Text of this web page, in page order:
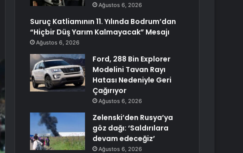
Ağustos 6, 2026
Suruç Katliamının 11. Yılında Bodrum’dan
“Hiçbir Düş Yarım Kalmayacak” Mesajı
Ağustos 6, 2026
Ford, 288 Bin Explorer
Modelini Tavan Rayı
Hatası Nedeniyle Geri
Çağırıyor
Ağustos 6, 2026
Zelenski’den Rusya’ya
göz dağı: ‘Saldırılara
devam edeceğiz’
Ağustos 6, 2026